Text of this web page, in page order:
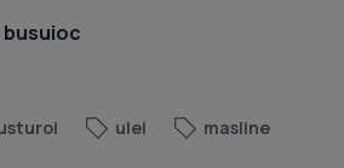
busuioc
ulei
masline